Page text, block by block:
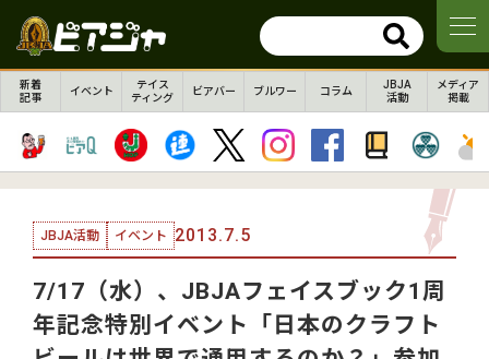
新着
記事
イベント
テイス
ティング
ビアバー ブルワー コラム
JBJA
活動
メディア
掲載
JBJA活動 イベント 2013.7.5
7/17（水）、JBJAフェイスブック1周
年記念特別イベント「日本のクラフト